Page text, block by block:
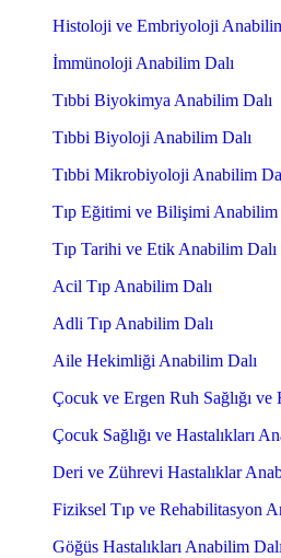
Histoloji ve Embriyoloji
İmmünoloji Anabilim Dalı
Tıbbi Biyokimya Anabilim Dalı
Tıbbi Biyoloji Anabilim Dalı
Tıbbi Mikrobiyoloji Anabilim
Tıp Eğitimi ve Bilişimi Anabilim
Tıp Tarihi ve Etik Anabilim Dalı
Acil Tıp Anabilim Dalı
Adli Tıp Anabilim Dalı
Aile Hekimliği Anabilim Dalı
Çocuk ve Ergen Ruh Sağlığı ve
Çocuk Sağlığı ve Hastalıkları
Deri ve Zührevi Hastalıklar
Fiziksel Tıp ve Rehabilitasyon
Göğüs Hastalıkları Anabilim Dalı